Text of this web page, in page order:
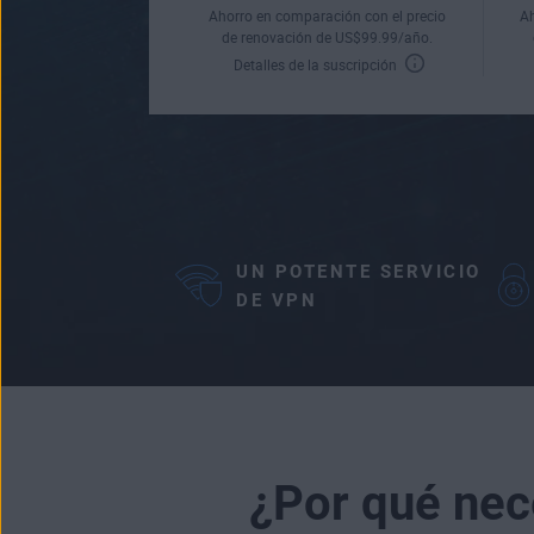
Ahorro en comparación con el precio
de renovación de US$99 .99/año.
Detalles de la suscripción
UN POTENTE SERVICIO
DE VPN
¿Por qué